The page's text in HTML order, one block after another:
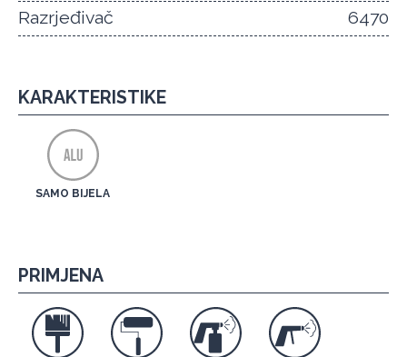
Razrjeđivač
6470
KARAKTERISTIKE
SAMO BIJELA
PRIMJENA